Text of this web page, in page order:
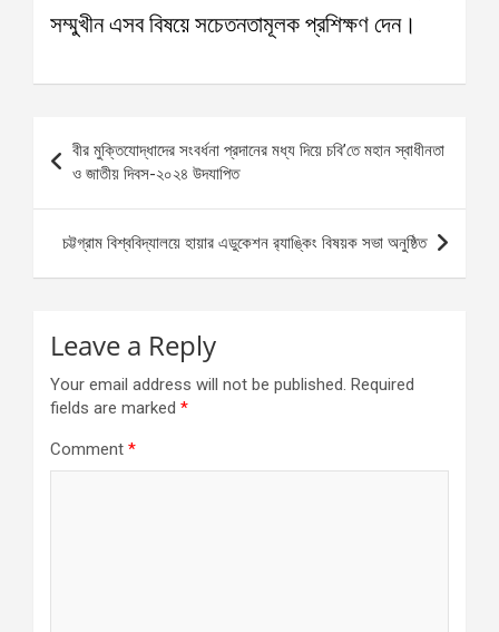
সম্মুখীন এসব বিষয়ে সচেতনতামূলক প্রশিক্ষণ দেন।
Post
navigation
বীর মুক্তিযোদ্ধাদের সংবর্ধনা প্রদানের মধ্য দিয়ে চবি’তে মহান স্বাধীনতা
ও জাতীয় দিবস-২০২৪ উদযাপিত
চট্টগ্রাম বিশ্ববিদ্যালয়ে হায়ার এডুকেশন র‌্যাঙ্কিং বিষয়ক সভা অনুষ্ঠিত
Leave a Reply
Your email address will not be published. Required
fields are marked *
Comment *